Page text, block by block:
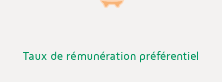
Taux de rémunération préférentiel